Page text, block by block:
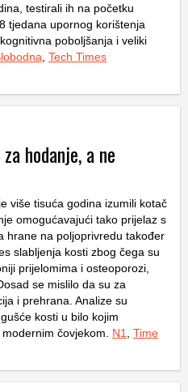
testirali ih na početku
tjedana upornog korištenja
poboljšanja i veliki
, Tech Times
hodanje, a ne
više tisuća godina izumili kotač
omogućavajući tako prijelaz s
hrane na poljoprivredu također
slabljenja kosti zbog čega su
prijelomima i osteoporozi,
se mislilo da su za
i prehrana. Analize su
kosti u bilo kojim
čovjekom. N1, Time